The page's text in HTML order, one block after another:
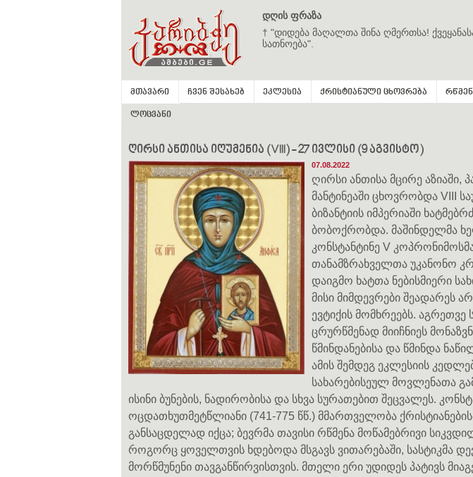
დღის ფრაზა
† "დიდება მაღალთა შინა ღმერთსა!
სათნოება".
მთავარი ჩვენ შესახებ ეკლესია ქრისტიანული ცხოვრება
ლოცვანი
ღირსი ანთისა იღუმენია (VIII) - 27 ივლისი (9 აგვისტო)
07.08.2022
ღირსი ანთისა მცირე აზიაში,
მანტინეაში ცხოვრობდა VIII
ბიზანტიის იმპერიაში
ბობოქრობდა. მაშინდელმა
კონსტანტინე V
თანამზრახველთა უკანონო
დაიგმო ხატთა ნებისმიერი
მისი მიმდევრები შეადარეს
ევტიქის მომხრეებს. აგრეთვე
ცრურწმენად მიიჩნიეს
წმინდანებისა და წმინდა
ამის შემდეგ ეკლესიის
სახარებისეულ მოვლენათა
ისინი ბუნების, ნადირობისა და სხვა სურათებით შეცვალეს.
ოცდათხუთმეტწლიანი (741-775 წწ.) მმართველობა
განსაცდელად იქცა; ბევრმა თავისი რწმენა მოწამებრივი
როგორც ყოველთვის ხდებოდა მსგავს ვითარებაში, სასტიკმა
მორწმუნენი თავგანწირვისთვის. მთელი ერი უდიდეს პატივს